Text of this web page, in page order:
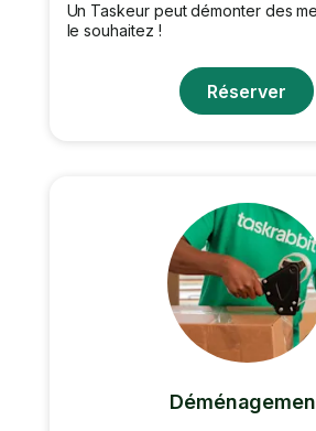
Un Taskeur peut démonter des
le souhaitez !
Réserver